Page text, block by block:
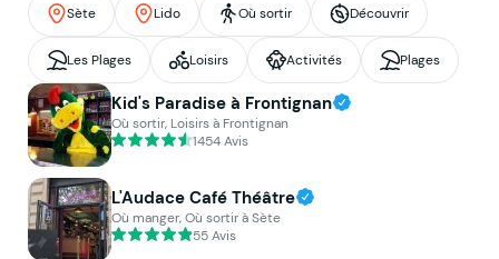
Sète Lido Où sortir Découvrir
Les Plages Loisirs Activités Plages
Kid's Paradise à Frontignan
Où sortir, Loisirs à Frontignan
1454 Avis
L'Audace Café Théâtre
Où manger, Où sortir à Sète
55 Avis